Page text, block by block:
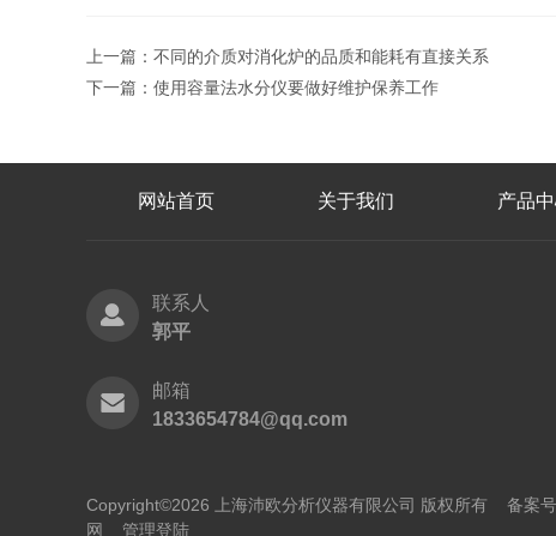
上一篇： 不同的介质对消化炉的品质和能耗有直接关系
下一篇： 使用容量法水分仪要做好维护保养工作
网站首页 关于我们 产品
联系人
郭平
邮箱
1833654784@qq.com
Copyright©2026 上海沛欧分析仪器有限公司 版权所有 备案
网
管理登陆